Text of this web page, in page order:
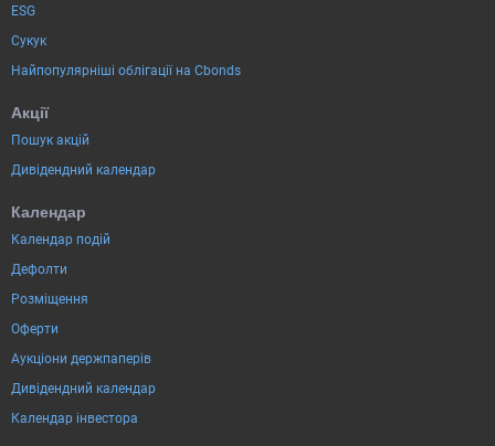
ESG
Сукук
Найпопулярніші облігації на Cbonds
Акції
Пошук акцій
Дивідендний календар
Календар
Календар подій
Дефолти
Розміщення
Оферти
Аукціони держпаперів
Дивідендний календар
Календар інвестора